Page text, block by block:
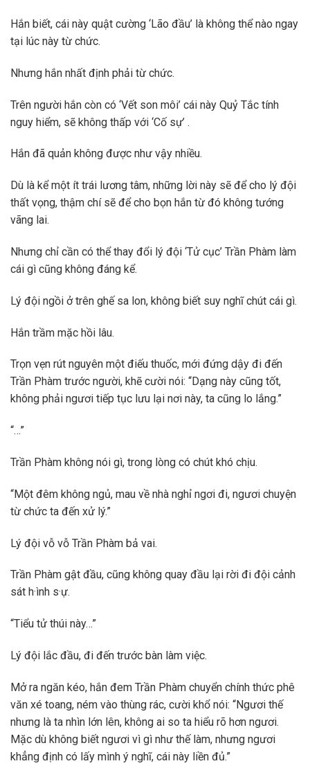
Hắn biết, cái này quật cường ‘Lão đầu’ là không thể nào ngay
tại lúc này từ chức.
Nhưng hắn nhất định phải từ chức.
Trên người hắn còn có ‘Vết son môi’ cái này Quỷ Tắc tính
nguy hiểm, sẽ không thấp với ‘Cố sự’ .
Hắn đã quản không được như vậy nhiều.
Dù là kể một ít trái lương tâm, những lời này sẽ để cho lý đội
thất vọng, thậm chí sẽ để cho bọn hắn từ đó không tướng
vãng lai.
Nhưng chỉ cần có thể thay đổi lý đội ‘Tử cục’ Trần Phàm làm
cái gì cũng không đáng kể.
Lý đội ngồi ở trên ghế sa lon, không biết suy nghĩ chút cái gì.
Hắn trầm mặc hồi lâu.
Trọn vẹn rút nguyên một điếu thuốc, mới đứng dậy đi đến
Trần Phàm trước người, khẽ cười nói: “Dạng này cũng tốt,
không phải ngươi tiếp tục lưu lại nơi này, ta cũng lo lắng.”
“…”
Trần Phàm không nói gì, trong lòng có chút khó chịu.
“Một đêm không ngủ, mau về nhà nghỉ ngơi đi, ngươi chuyện
từ chức ta đến xử lý.”
Lý đội vỗ vỗ Trần Phàm bả vai.
Trần Phàm gật đầu, cũng không quay đầu lại rời đi đội cảnh
sát h·ình s·ự.
“Tiểu tử thúi này…”
Lý đội lắc đầu, đi đến trước bàn làm việc.
Mở ra ngăn kéo, hắn đem Trần Phàm chuyển chính thức phê
văn xé toang, ném vào thùng rác, cười khổ nói: “Ngươi thế
nhưng là ta nhìn lớn lên, không ai so ta hiểu rõ hơn ngươi.
Mặc dù không biết ngươi vì gì như thế làm, nhưng ngươi
khẳng định có lấy mình ý nghĩ, cái này liền đủ.”